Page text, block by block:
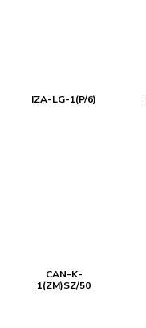
IZA-LG-1(P/6)
CAN-K-
1(ZM)SZ/50